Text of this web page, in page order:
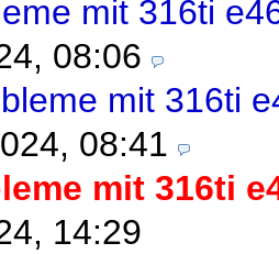
mit 316ti
08:06
mit 316ti
08:41
mit 316ti
14:29